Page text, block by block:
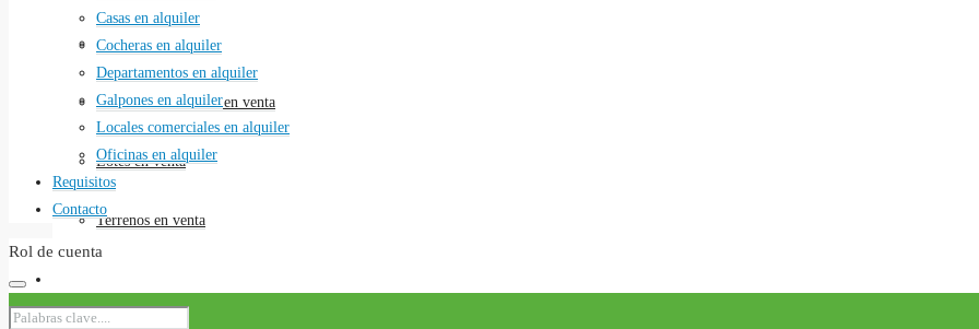
Galpones en venta
Locales comerciales en venta
Lotes en venta
Terrenos en venta
Casas en alquiler
Cocheras en alquiler
Departamentos en alquiler
Galpones en alquiler
Locales comerciales en alquiler
Oficinas en alquiler
Requisitos
Contacto
Rol de cuenta